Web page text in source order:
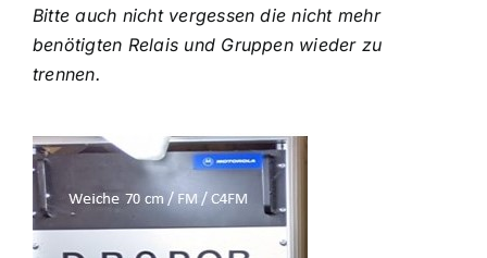
Bitte auch nicht vergessen die nicht mehr
benötigten Relais und Gruppen wieder zu
trennen.